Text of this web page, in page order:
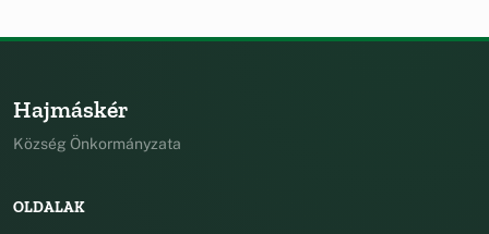
Hajmáskér
Község Önkormányzata
OLDALAK